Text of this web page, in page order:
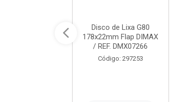
Disco de Lixa G80
178x22mm Flap DIMAX
/ REF. DMX07266
Código: 297253